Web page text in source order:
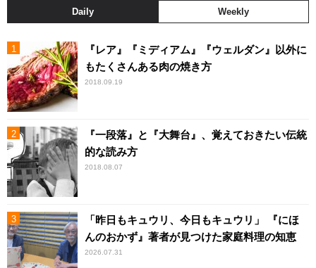
Daily Weekly
『レア』『ミディアム』『ウェルダン』以外に
もたくさんある肉の焼き方
2018.09.19
『一段落』と『大舞台』、覚えておきたい伝統
的な読み方
2018.08.07
「昨日もキュウリ、今日もキュウリ」 『にほ
んのおかず』著者が見つけた家庭料理の知恵
2026.07.31